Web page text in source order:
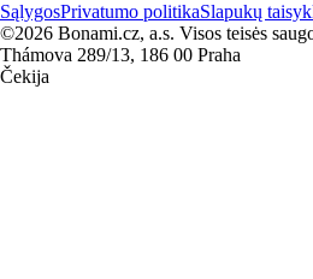
SąlygosPrivatumo politikaSlapukų
©2026 Bonami.cz, a.s. Visos teisės
Thámova 289/13, 186 00 Praha
Čekija